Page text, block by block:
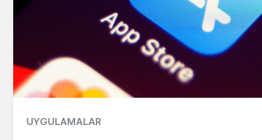
UYGULAMALAR